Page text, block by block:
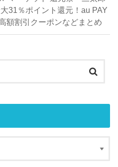
31％ポイント還元！au PAY
額割引クーポンなどまとめ